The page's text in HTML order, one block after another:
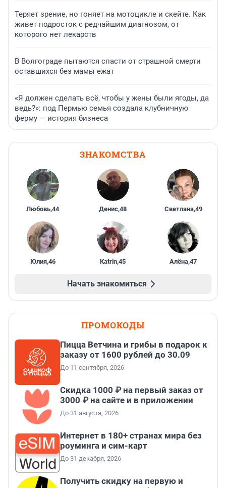
Теряет зрение, но гоняет на мотоцикле и скейте. Как
живет подросток с редчайшим диагнозом, от
которого нет лекарств
В Волгограде пытаются спасти от страшной смерти
оставшихся без мамы ежат
«Я должен сделать всё, чтобы у жены были ягоды, да
ведь?»: под Пермью семья создала клубничную
ферму — история бизнеса
ЗНАКОМСТВА
Любовь,44 Денис,48 Светлана,49
Юлия,46 Katrin,45 Алёна,47
Начать знакомиться
ПРОМОКОДЫ
Пицца Ветчина и грибы в подарок к
заказу от 1600 рублей до 30.09
До 11 сентября, 2026
Скидка 1000 ₽ на первый заказ от
3000 ₽ на сайте и в приложении
До 31 августа, 2026
Интернет в 180+ странах мира без
роуминга и сим-карт
До 31 декабря, 2026
Получить скидку на первую и